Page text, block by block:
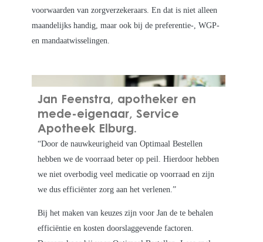
voorwaarden van zorgverzekeraars. En dat is niet alleen
maandelijks handig, maar ook bij de preferentie-, WGP-
en mandaatwisselingen.
Jan Feenstra, apotheker en
mede-eigenaar, Service
Apotheek Elburg.
“Door de nauwkeurigheid van Optimaal Bestellen
hebben we de voorraad beter op peil. Hierdoor hebben
we niet overbodig veel medicatie op voorraad en zijn
we dus efficiënter zorg aan het verlenen.”
Bij het maken van keuzes zijn voor Jan de te behalen
efficiëntie en kosten doorslaggevende factoren.